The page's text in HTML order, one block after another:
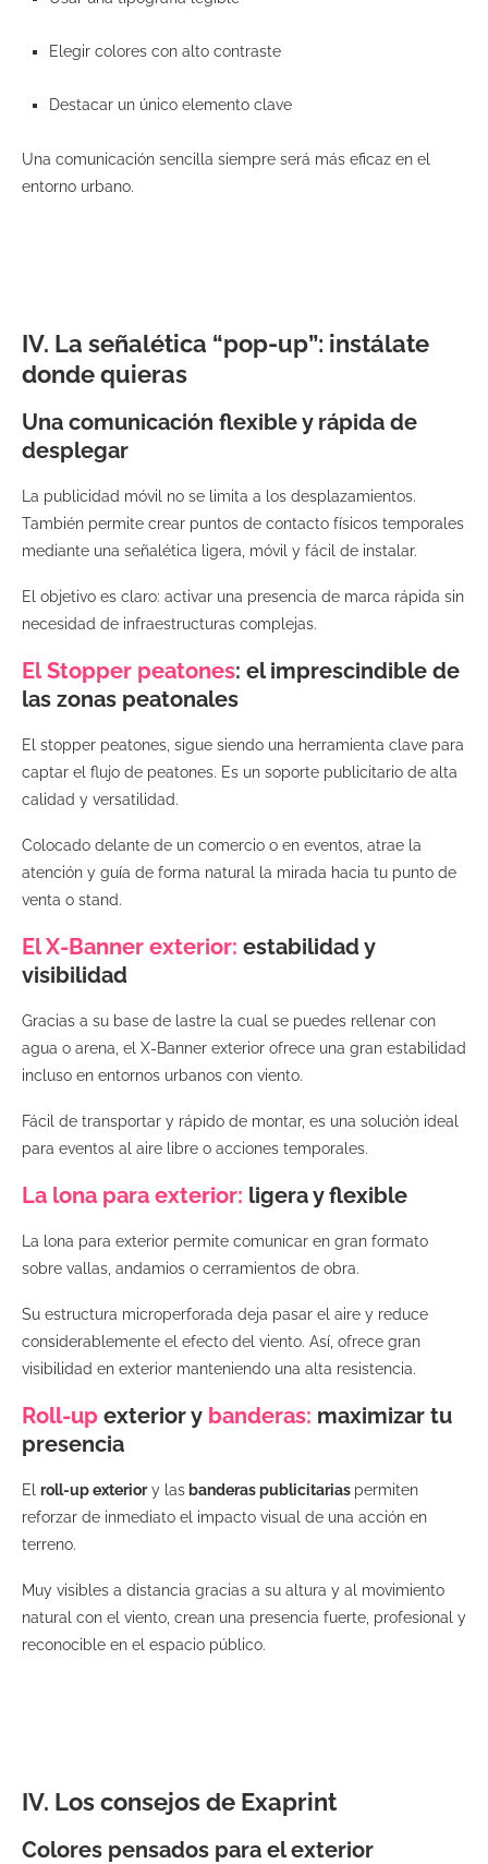
Elegir colores con alto contraste
Destacar un único elemento clave
Una comunicación sencilla siempre será más eficaz en el
entorno urbano.
IV. La señalética “pop-up”: instálate
donde quieras
Una comunicación flexible y rápida de
desplegar
La publicidad móvil no se limita a los desplazamientos.
También permite crear puntos de contacto físicos temporales
mediante una señalética ligera, móvil y fácil de instalar.
El objetivo es claro: activar una presencia de marca rápida sin
necesidad de infraestructuras complejas.
El Stopper peatones: el imprescindible de
las zonas peatonales
El stopper peatones, sigue siendo una herramienta clave para
captar el flujo de peatones. Es un soporte publicitario de alta
calidad y versatilidad.
Colocado delante de un comercio o en eventos, atrae la
atención y guía de forma natural la mirada hacia tu punto de
venta o stand.
El X-Banner exterior: estabilidad y
visibilidad
Gracias a su base de lastre la cual se puedes rellenar con
agua o arena, el X-Banner exterior ofrece una gran estabilidad
incluso en entornos urbanos con viento.
Fácil de transportar y rápido de montar, es una solución ideal
para eventos al aire libre o acciones temporales.
La lona para exterior: ligera y flexible
La lona para exterior permite comunicar en gran formato
sobre vallas, andamios o cerramientos de obra.
Su estructura microperforada deja pasar el aire y reduce
considerablemente el efecto del viento. Así, ofrece gran
visibilidad en exterior manteniendo una alta resistencia.
Roll-up exterior y banderas: maximizar tu
presencia
El roll-up exteriory las banderas publicitarias permiten
reforzar de inmediato el impacto visual de una acción en
terreno.
Muy visibles a distancia gracias a su altura y al movimiento
natural con el viento, crean una presencia fuerte, profesional y
reconocible en el espacio público.
IV. Los consejos de Exaprint
Colores pensados para el exterior